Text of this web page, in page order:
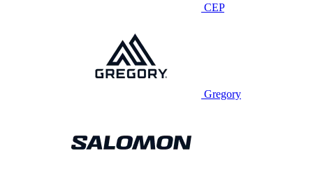
CEP
Gregory